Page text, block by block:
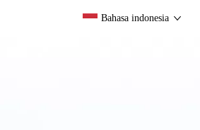
Bahasa indonesia